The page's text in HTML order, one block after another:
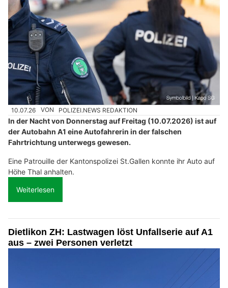
10.07.26 VON POLIZEI.NEWS REDAKTION
In der Nacht von Donnerstag auf Freitag (10.07.2026) ist auf
der Autobahn A1 eine Autofahrerin in der falschen
Fahrtrichtung unterwegs gewesen.
Eine Patrouille der Kantonspolizei St.Gallen konnte ihr Auto auf
Höhe Thal anhalten.
Weiterlesen
Dietlikon ZH: Lastwagen löst Unfallserie auf A1
aus – zwei Personen verletzt